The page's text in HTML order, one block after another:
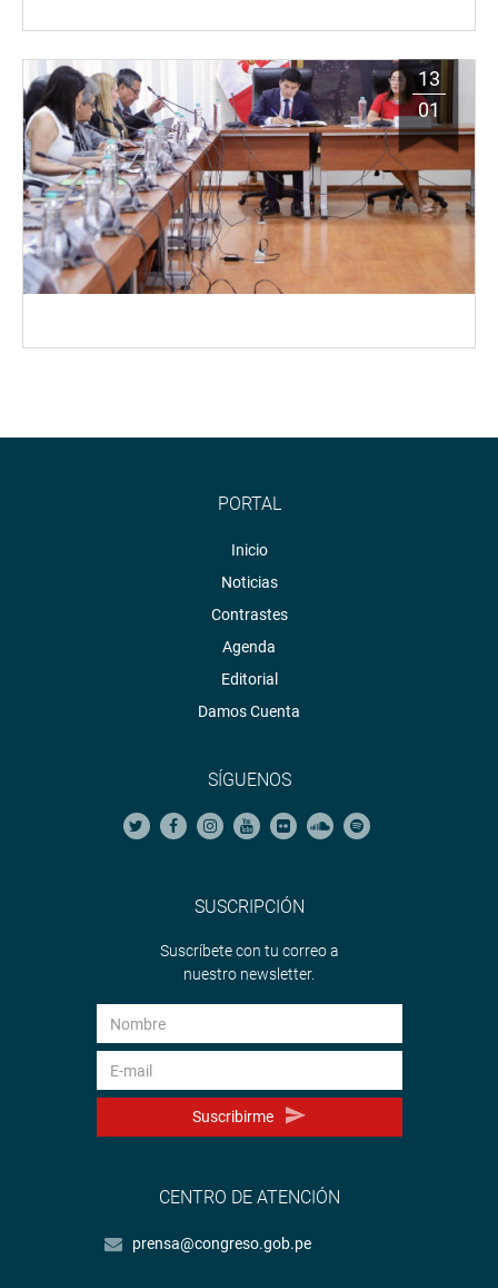
13
01
PORTAL
Inicio
Noticias
Contrastes
Agenda
Editorial
Damos Cuenta
SÍGUENOS
SUSCRIPCIÓN
Suscríbete con tu correo a
nuestro newsletter.
Suscribirme
CENTRO DE ATENCIÓN
prensa@congreso.gob.pe